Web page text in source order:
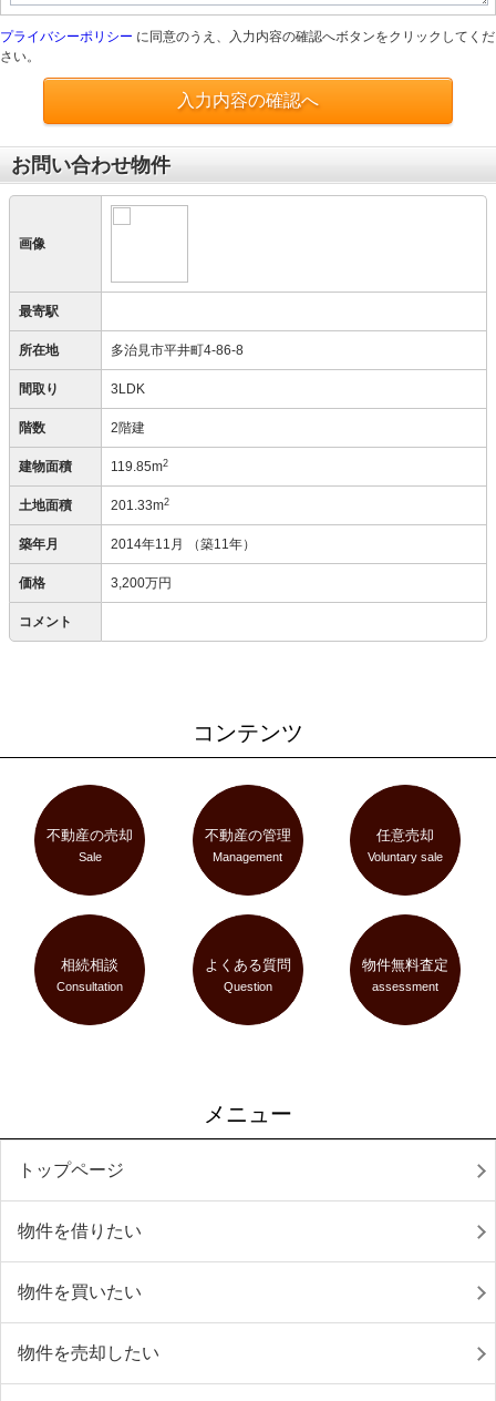
プライバシーポリシー に同意のうえ、入力内容の確認へボタンをクリックしてくだ
さい。
入力内容の確認へ
お問い合わせ物件
画像
最寄駅
所在地 多治見市平井町4-86-8
間取り 3LDK
階数 2階建
建物面積 119.85m2
土地面積 201.33m2
築年月 2014年11月 （築11年）
価格 3,200万円
コメント
コンテンツ
不動産の売却
Sale
不動産の管理
Management
任意売却
Voluntary sale
相続相談
Consultation
よくある質問
Question
物件無料査定
assessment
メニュー
トップページ
物件を借りたい
物件を買いたい
物件を売却したい